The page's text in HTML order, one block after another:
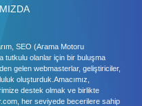
SEO (Arama Motoru
tutkulu olanlar için bir buluşma
gelen webmasterlar, geliştiriciler,
oluşturduk.Amacımız,
destek olmak ve birlikte
her seviyede becerilere sahip